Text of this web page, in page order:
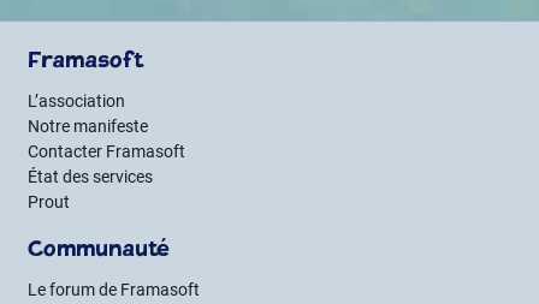
Framasoft
L’association
Notre manifeste
Contacter Framasoft
État des services
Prout
Communauté
Le forum de Framasoft